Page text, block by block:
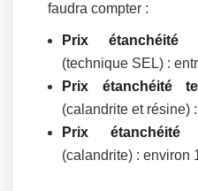
faudra compter :
Prix étanchéité
(technique SEL) :
Prix étanchéité
(calandrite et résine)
Prix
(calandrite) : environ